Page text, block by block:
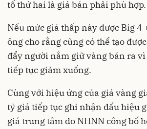
tố thứ hai là giá bán phải phù hợp.
Nếu mức giá thấp này được Big 4
ông cho rằng cũng có thể tạo
đẩy người nắm giữ vàng bán ra vì
tiếp tục giảm xuống.
Cùng với hiệu ứng của giá vàng
tỷ giá tiếp tục ghi nhận dấu hiệu
giá trung tâm do NHNN công bố